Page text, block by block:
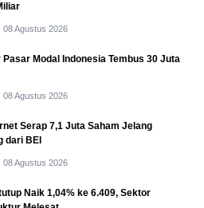
08 Agustus 2026
Pasar Modal Indonesia Tembus 30 Juta
08 Agustus 2026
Serap 7,1 Juta Saham Jelang
dari BEI
08 Agustus 2026
Naik 1,04% ke 6.409, Sektor